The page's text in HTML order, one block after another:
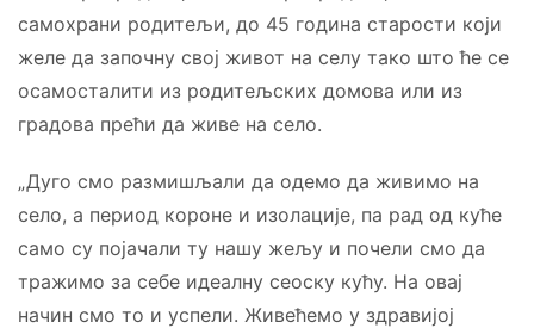
самохрани родитељи, до 45 година старости који
желе да започну свој живот на селу тако што ће се
осамосталити из родитељских домова или из
градова прећи да живе на село.
„Дуго смо размишљали да одемо да живимо на
село, а период короне и изолације, па рад од куће
само су појачали ту нашу жељу и почели смо да
тражимо за себе идеалну сеоску кућу. На овај
начин смо то и успели. Живећемо у здравијој